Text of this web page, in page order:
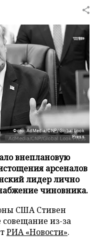
Фото: AdMedia/CNP/Global Look
Press
внеплановую
арсеналов
лидер лично
чиновника.
США Стивен
из-за
РИА «Новости».